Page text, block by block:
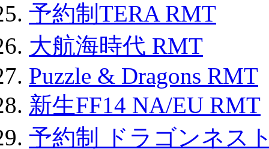
予約制TERA RMT
大航海時代 RMT
Puzzle & Dragons RMT
新生FF14 NA/EU RMT
予約制 ドラゴンネス